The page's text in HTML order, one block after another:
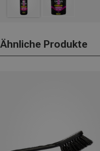
Ähnliche Produkte